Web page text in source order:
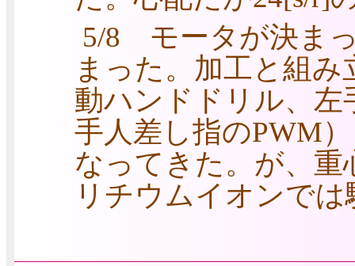
5/8 モータが決ま
まった。加工と組
動ハンドドリル、左
手人差し指のPWM
なってきた。が、
リチウムイオンで